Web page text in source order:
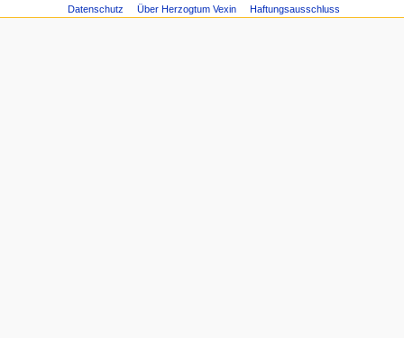
Datenschutz Über Herzogtum Vexin Haftungsausschluss